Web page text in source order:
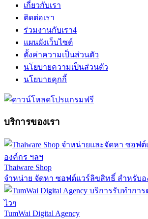
เกี่ยวกับเรา
ติดต่อเรา
ร่วมงานกับเรา4
แผนผังเว็บไซต์
ตั้งค่าความเป็นส่วนตัว
นโยบายความเป็นส่วนตัว
นโยบายคุกกี้
บริการของเรา
Thaiware Shop
จำหน่าย จัดหา ซอฟต์แวร์ลิขสิทธิ์ สำหรับอ
TumWai Digital Agency